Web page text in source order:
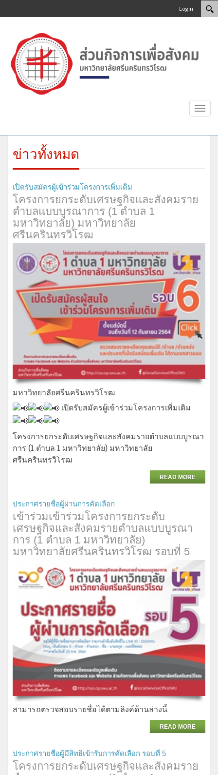
Login
ข่าวทั้งหมด
เปิดรับสมัครผู้เข้าร่วมโครงการเพิ่มเติม
โครงการยกระดับเศรษฐกิจและสังคมราย
ตำบลแบบบูรณาการ (1 ตำบล 1
มหาวิทยาลัย) มหาวิทยาลัย
ศรีนครินทรวิโรฒ
มหาวิทยาลัยศรีนครินทรวิโรฒ
เปิดรับสมัครผู้เข้าร่วมโครงการเพิ่มเติม
โครงการยกระดับเศรษฐกิจและสังคมรายตำบลแบบบูรณา
การ (1 ตำบล 1 มหาวิทยาลัย) มหาวิทยาลัย
ศรีนครินทรวิโรฒ
READ MORE
ประกาศรายชื่อผู้ผ่านการคัดเลือก
เข้าร่วมเข้าร่วมโครงการยกระดับ
เศรษฐกิจและสังคมรายตำบลแบบบูรณา
การ (1 ตำบล 1 มหาวิทยาลัย)
มหาวิทยาลัยศรีนครินทรวิโรฒ รอบที่​ 5
สามารถตรวจสอบรายชื่อได้ตามลิงค์ด้านล่างนี้
READ MORE
ประกาศรายชื่อผู้มีสิทธิเข้ารับการคัดเลือก รอบที่ 5
โครงการยกระดับเศรษฐกิจและสังคมราย